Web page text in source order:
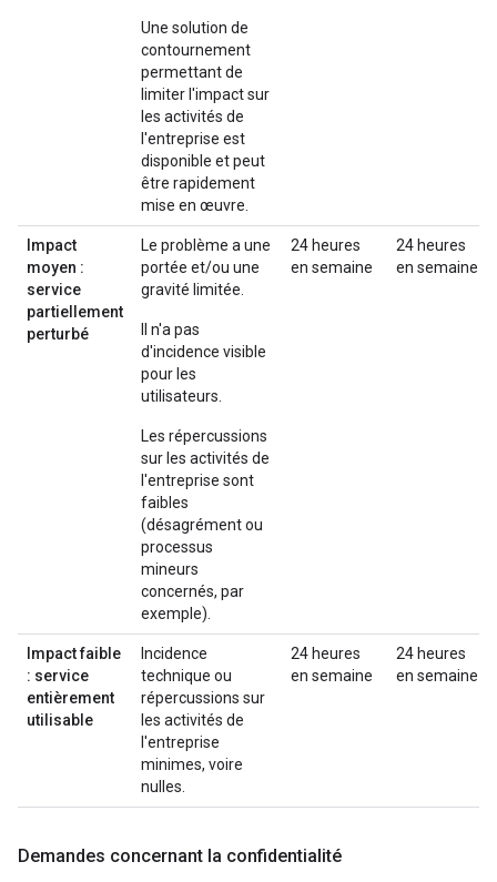
Une solution de
contournement
permettant de
limiter l'impact sur
les activités de
l'entreprise est
disponible et peut
être rapidement
mise en œuvre.
Impact
moyen :
service
partiellement
perturbé
Le problème a une
portée et/ou une
gravité limitée.
Il n'a pas
d'incidence visible
pour les
utilisateurs.
Les répercussions
sur les activités de
l'entreprise sont
faibles
(désagrément ou
processus
mineurs
concernés, par
exemple).
24 heures
en semaine
24 heures
en semaine
Impact faible
: service
entièrement
utilisable
Incidence
technique ou
répercussions sur
les activités de
l'entreprise
minimes, voire
nulles.
24 heures
en semaine
24 heures
en semaine
Demandes concernant la confidentialité